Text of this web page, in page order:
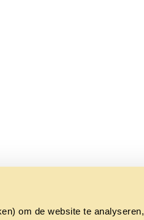
om de website te analyseren,